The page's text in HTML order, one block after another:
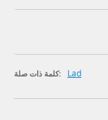
كلمة ذات صلة: Lad